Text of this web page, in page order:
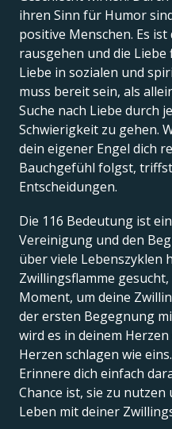
ihren Sinn für Humor
positive Menschen. Es ist
rausgehen und die Liebe
Liebe in sozialen und
muss bereit sein, als
Suche nach Liebe durch
Schwierigkeit zu gehen.
dein eigener Engel dich
Bauchgefühl folgst, triffst
Entscheidungen.
Die 116 Bedeutung ist
Vereinigung und den
über viele Lebenszyklen
Zwillingsflamme
Moment, um deine
der ersten Begegnung
wird es in deinem
Herzen schlagen wie
Erinnere dich einfach
Chance ist, sie zu nutzen
Leben mit deiner